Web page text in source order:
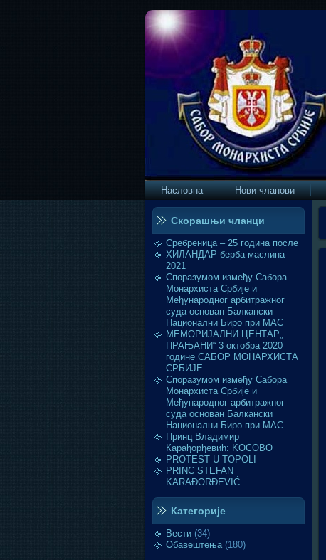
Насловна Нови чланови
Скорашњи чланци
Сребреница – 25 година после
ХИЛАНДАР берба маслина
2021
Споразумом између Сабора
Монархиста Србије и
Међународног арбитражног
суда основан Балкански
Национални Биро при МАС
МЕМОРИЈАЛНИ ЦЕНТАР„
ПРАЊАНИ“ 3 октобра 2020
године САБОР МОНАРХИСТА
СРБИЈЕ
Споразумом између Сабора
Монархиста Србије и
Међународног арбитражног
суда основан Балкански
Национални Биро при МАС
Принц Владимир
Карађорђевић: KOСОВО
PROTEST U TOPOLI
PRINC STEFAN
KARAĐORĐEVIĆ
Категорије
Вести (34)
Обавештења(180)